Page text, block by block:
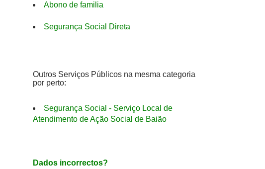
Abono de familia
Segurança Social Direta
Outros Serviços Públicos na mesma categoria
por perto:
Segurança Social - Serviço Local de
Atendimento de Ação Social de Baião
Dados incorrectos?